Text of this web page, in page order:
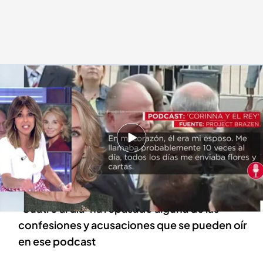
?CAD' repasa las declaraciones de Corinna en su podcast
Cuatro al día
02 NOV 2022 - 18:45h.
La amiga íntima del Emérito lanza un podcast
de ocho capítulos donde contará, por primera
vez, su relación con el rey Juan Carlos
‘Cuatro al día’ ha repasado alguna de las
confesiones y acusaciones que se pueden oír
en ese podcast